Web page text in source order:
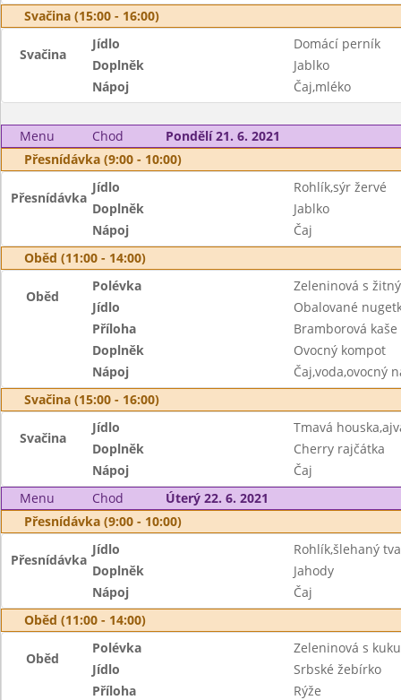
Svačina (15:00 - 16:00)
Svačina
Jídlo
Domácí perník
Doplněk
Jablko
Nápoj
Čaj,mléko
Menu Chod
Pondělí 21. 6. 2021
Přesnídávka (9:00 - 10:00)
Přesnídávka
Jídlo
Rohlík,sýr žervé
Doplněk
Jablko
Nápoj
Čaj
Oběd (11:00 - 14:00)
Oběd
Polévka
Zeleninová s
Jídlo
Obalované
Příloha
Bramborová kaše
Doplněk
Ovocný kompot
Nápoj
Čaj,voda,ovocný
Svačina (15:00 - 16:00)
Svačina
Jídlo
Tmavá
Doplněk
Cherry rajčátka
Nápoj
Čaj
Menu
Chod
Úterý 22. 6. 2021
Přesnídávka (9:00 - 10:00)
Přesnídávka
Jídlo
Rohlík,šlehaný
Doplněk
Jahody
Nápoj
Čaj
Oběd (11:00 - 14:00)
Oběd
Polévka
Zeleninová s
Jídlo
Srbské žebírko
Příloha
Rýže